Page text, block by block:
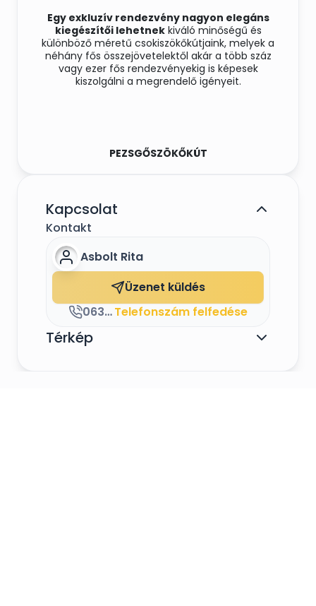
Egy exkluzív rendezvény nagyon elegáns
kiegészítői lehetnekkiváló minőségű és
különböző méretű csokiszökőkútjaink, melyek a
néhány fős összejövetelektől akár a több száz
vagy ezer fős rendezvényekig is képesek
kiszolgálni a megrendelő igényeit.
PEZSGŐSZÖKŐKÚT
rendezvényét, mellyel pezsgőn kívül bort, kevert
italokat, gyümölcsleveket is szervírozhat.
Ajánljuk esküvőkre, céges rendezvényekre,
kiállításokra, partykra, bankettekre és egyéb
elegáns vagy családias hangulatú eseményekre.
A pezsgőszökőkút környezetét virágdekorációval
vagy gyümölcsökkel tesszük még pompásabbá
és az est/nap hangulatát saját vízesés
látványelemei tudják fokozni.
Minden csokiszökőkút rendelés mellé
Kapcsolat
Kontakt
Asbolt Rita
Üzenet küldés
06303622359Telefonszám felfedése
Térkép